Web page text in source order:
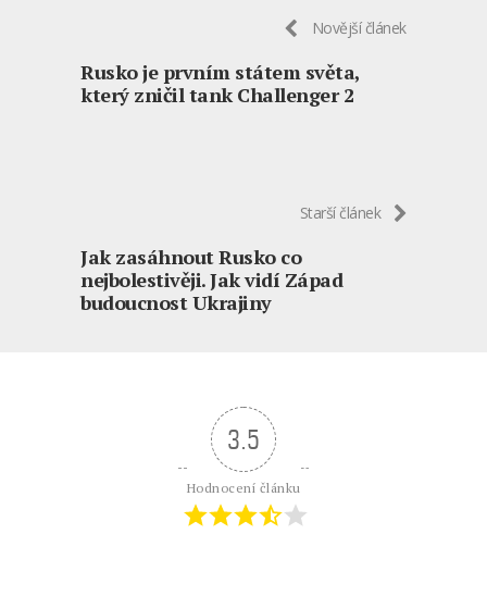
Novější článek
Rusko je prvním státem světa,
který zničil tank Challenger 2
Starší článek
Jak zasáhnout Rusko co
nejbolestivěji. Jak vidí Západ
budoucnost Ukrajiny
3.5
Hodnocení článku